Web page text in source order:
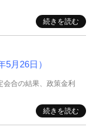
続きを読む
月26日）
合の結果、政策金利
続きを読む